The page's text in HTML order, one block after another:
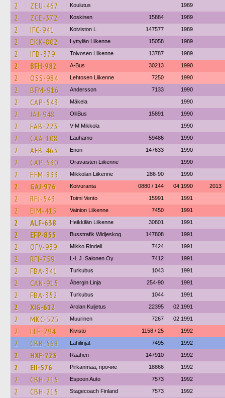
2 ZEU-467 Koulutus 1989
2 ZCE-372 Koskinen 15884 1989
2 IFC-941 Koiviston L 147577 1989
2 EKK-802 Lyttylän Liikenne 15058 1989
2 IFB-379 Toivosen Liikenne 13787 1989
2 BFH-982 A-Bus 30213 1990
2 OSS-984 Lehtosen Liikenne 7250 1990
2 BFM-916 Andersson 7133 1990
2 CAP-543 Mäkela 1990
2 JAJ-948 OlliBus 15891 1990
2 FAB-223 V-M Mikkola 1990
2 CAA-108 Lauhamo 59486 1990
2 AFB-463 Enon 147633 1990
2 CAP-530 Oravaisten Liikenne 1990
2 EFM-833 Mikkolan Liikenne 286-90 1990
2 GAJ-976 Koivuranta 0880 / 144 04.1990 2013
2 RFJ-543 Toimi Vento 15991 1991
2 EIM-415 Vainion Liikenne 7450 1991
2 ALF-638 Heikkilän Liikenne 30801 1991
2 EFP-855 Busstrafik Widjeskog 147808 1991
2 OFV-939 Mikko Rindell 7424 1991
2 RFI-759 L-l. J. Salonen Oy 7412 1991
2 FBA-341 Turkubus 1043 1991
2 CAN-915 Åbergin Linja 254-90 1991
2 FBA-352 Turkubus 1044 1991
2 XIG-612 Arolan Kuljetus 22395 02.1991
2 MKC-525 Muurinen 7267 02.1991
2 LLF-294 Kivistö 1158 / 25 1992
2 CBB-568 Lähilinjat 7495 1992
2 HXF-723 Raahen 147910 1992
2 EII-576 Pirkanmaa, прочие 18866 1992
2 CBH-215 Espoon Auto 7573 1992
2 CBH-215 Stagecoach Finland 7573 1992